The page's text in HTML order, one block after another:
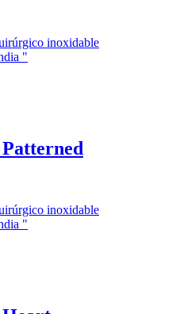
inoxidable
"
inoxidable
"